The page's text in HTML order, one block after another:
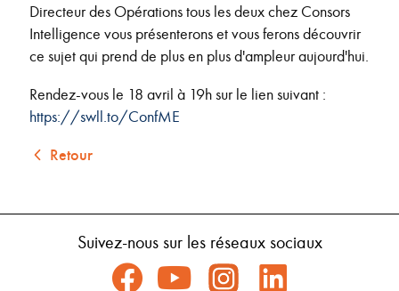
Directeur des Opérations tous les deux chez Consors
Intelligence vous présenterons et vous ferons découvrir
ce sujet qui prend de plus en plus d'ampleur aujourd'hui.
Rendez-vous le 18 avril à 19h sur le lien suivant :
https://swll.to/ConfME
Retour
Suivez-nous sur les réseaux sociaux